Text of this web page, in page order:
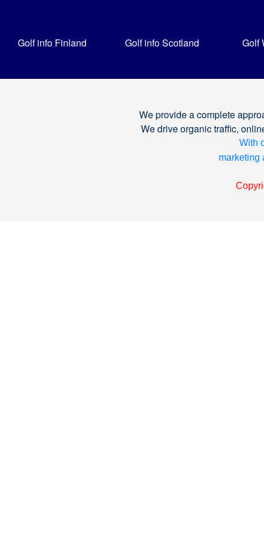
Golf info Finland Golf info Scotland Golf
We provide a complete
We drive organic traffic,
With
marketing